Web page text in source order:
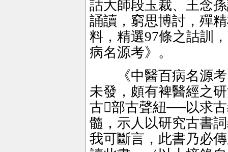
詁大師段玉裁、王念
誦讀，窮思博討，殫
料，精選97條之詁訓
病名源考》。
《中醫百病名源考
未發，頗有裨醫經之
古部古聲紐──以求
髓，示人以研究古書
我可斷言，此書乃必